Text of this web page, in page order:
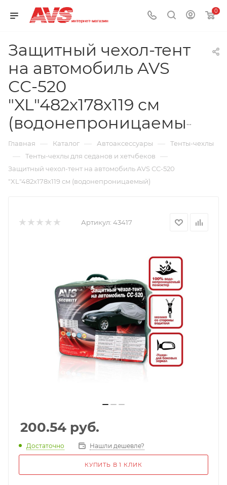
0
Защитный чехол-тент
на автомобиль AVS
СС-520
"XL"482х178х119 см
(водонепроницаемый)
Главная — Каталог — Автоаксессуары — Тенты-чехлы
— Тенты-чехлы для седанов и хетчбеков —
Защитный чехол-тент на автомобиль AVS СС-520
"XL"482х178х119 см (водонепроницаемый)
Артикул: 43417
200.54 руб.
Достаточно Нашли дешевле?
КУПИТЬ В 1 КЛИК